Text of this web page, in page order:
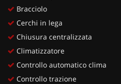
Bracciolo
Cerchi in lega
Chiusura centralizzata
Climatizzatore
Controllo automatico clima
Controllo trazione